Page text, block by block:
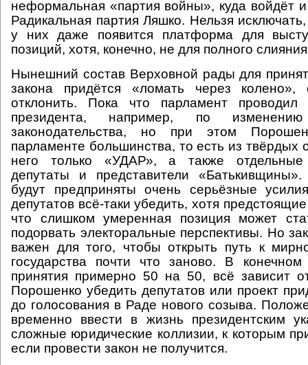
неформальная «партия войны», куда войдёт
Радикальная партия Ляшко. Нельзя
у них даже появится платформа для
позиций, хотя, конечно, не для полного
Нынешний состав Верховной рады для
закона придётся «ломать через
отклонить. Пока что парламент проводил
президента, например, по изменению
законодательства, но при этом
парламенте большинства, то есть из твёрдых
него только «УДАР», а также отдельные
депутаты и представители
будут предприняты очень серьёзные
депутатов всё-таки убедить, хотя
что слишком умеренная позиция может
подорвать электоральные перспективы. Но
важен для того, чтобы открыть путь к
государства почти что заново. В
принятия примерно 50 на 50, всё зависит
Порошенко убедить депутатов или проект
до голосования в Раде нового созыва.
временно ввести в жизнь президентским
сложные юридические коллизии, к которым
если провести закон не получится.